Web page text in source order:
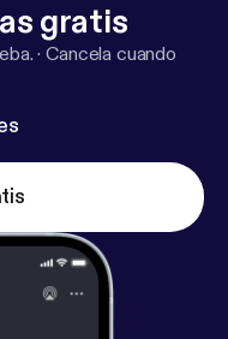
gratis
·Cancela cuando